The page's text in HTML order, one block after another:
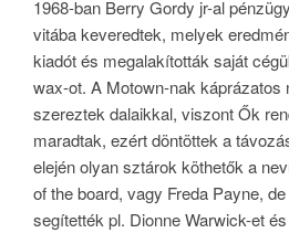
1968-ban Berry Gordy jr-al
vitába keveredtek, melyek
kiadót és megalakították saját
wax-ot. A Motown-nak káprázatos
szereztek dalaikkal, viszont Ők
maradtak, ezért döntöttek a
elején olyan sztárok köthetők a
of the board, vagy Freda Payne,
segítették pl. Dionne Warwick-et